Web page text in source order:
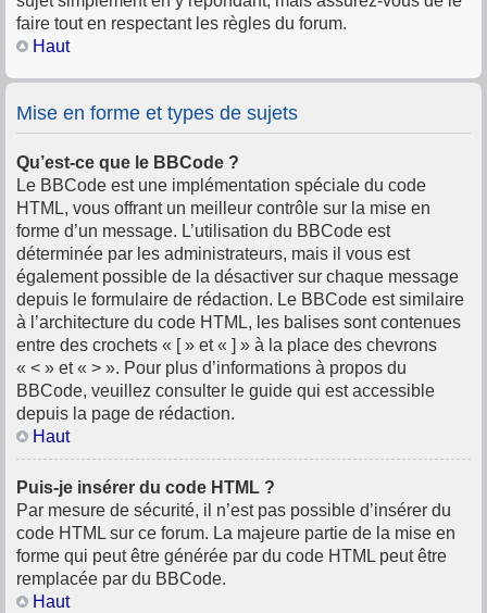
faire tout en respectant les règles du forum.
Haut
Mise en forme et types de sujets
Qu’est-ce que le BBCode ?
Le BBCode est une implémentation spéciale du code
HTML, vous offrant un meilleur contrôle sur la mise en
forme d’un message. L’utilisation du BBCode est
déterminée par les administrateurs, mais il vous est
également possible de la désactiver sur chaque message
depuis le formulaire de rédaction. Le BBCode est similaire
à l’architecture du code HTML, les balises sont contenues
entre des crochets « [ » et « ] » à la place des chevrons
« < » et « > ». Pour plus d’informations à propos du
BBCode, veuillez consulter le guide qui est accessible
depuis la page de rédaction.
Haut
Puis-je insérer du code HTML ?
Par mesure de sécurité, il n’est pas possible d’insérer du
code HTML sur ce forum. La majeure partie de la mise en
forme qui peut être générée par du code HTML peut être
remplacée par du BBCode.
Haut